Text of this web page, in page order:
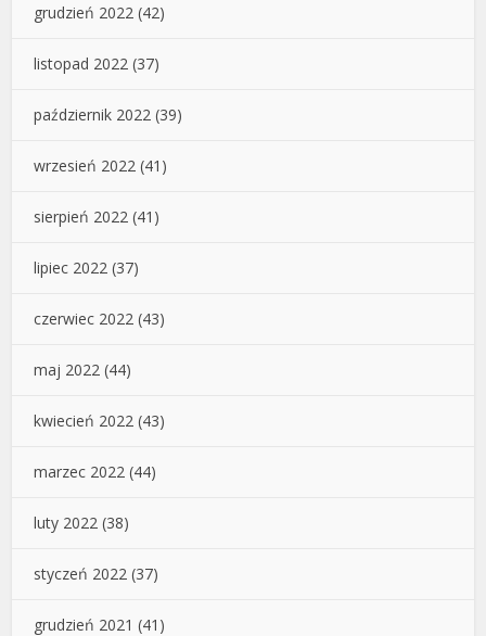
grudzień 2022 (42)
listopad 2022 (37)
październik 2022 (39)
wrzesień 2022 (41)
sierpień 2022 (41)
lipiec 2022 (37)
czerwiec 2022 (43)
maj 2022 (44)
kwiecień 2022 (43)
marzec 2022 (44)
luty 2022 (38)
styczeń 2022 (37)
grudzień 2021 (41)